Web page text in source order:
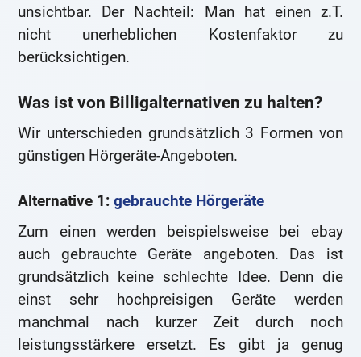
unsichtbar. Der Nachteil: Man hat einen z.T.
nicht unerheblichen Kostenfaktor zu
berücksichtigen.
Was ist von Billigalternativen zu halten?
Wir unterschieden grundsätzlich 3 Formen von
günstigen Hörgeräte-Angeboten.
Alternative 1:gebrauchte Hörgeräte
Zum einen werden beispielsweise bei ebay
auch gebrauchte Geräte angeboten. Das ist
grundsätzlich keine schlechte Idee. Denn die
einst sehr hochpreisigen Geräte werden
manchmal nach kurzer Zeit durch noch
leistungsstärkere ersetzt. Es gibt ja genug